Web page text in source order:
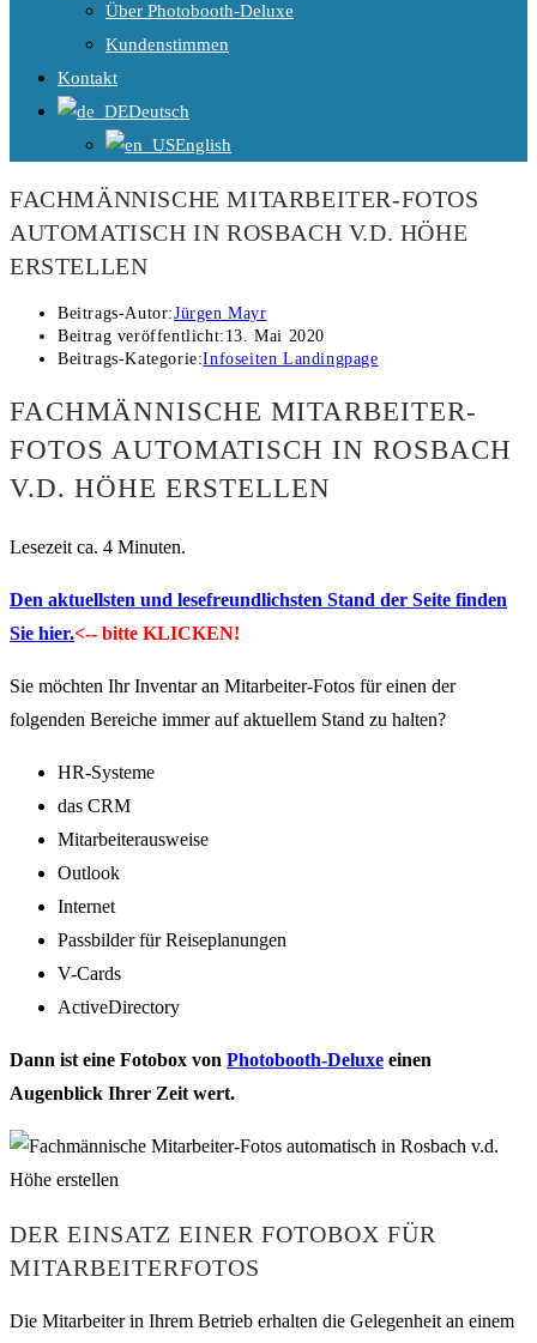
Über Photobooth-Deluxe
Kundenstimmen
Kontakt
Deutsch
English
FACHMÄNNISCHE MITARBEITER-FOTOS
AUTOMATISCH IN ROSBACH V.D. HÖHE
ERSTELLEN
Beitrags-Autor:Jürgen Mayr
Beitrag veröffentlicht: 13. Mai 2020
Beitrags-Kategorie:Infoseiten Landingpage
FACHMÄNNISCHE MITARBEITER-
FOTOS AUTOMATISCH IN ROSBACH
V.D. HÖHE ERSTELLEN
Lesezeit ca. 4 Minuten.
Den aktuellsten und lesefreundlichsten Stand der Seite finden
Sie hier.<-- bitte KLICKEN!
Sie möchten Ihr Inventar an Mitarbeiter-Fotos für einen der
folgenden Bereiche immer auf aktuellem Stand zu halten?
HR-Systeme
das CRM
Mitarbeiterausweise
Outlook
Internet
Passbilder für Reiseplanungen
V-Cards
ActiveDirectory
Dann ist eine Fotobox von Photobooth-Deluxe einen
Augenblick Ihrer Zeit wert.
DER EINSATZ EINER FOTOBOX FÜR
MITARBEITERFOTOS
Die Mitarbeiter in Ihrem Betrieb erhalten die Gelegenheit an einem